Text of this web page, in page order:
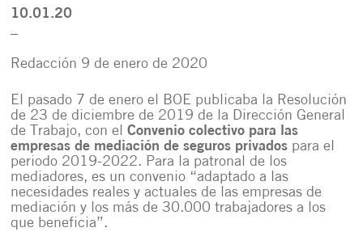
10.01.20
Redacción 9 de enero de 2020
El pasado 7 de enero el BOE publicaba la Resolución
de 23 de diciembre de 2019 de la Dirección General
de Trabajo, con elConvenio colectivo para las
empresas de mediación de seguros privados para el
periodo 2019-2022. Para la patronal de los
mediadores, es un convenio “adaptado a las
necesidades reales y actuales de las empresas de
mediación y los más de 30.000 trabajadores a los
que beneficia”.